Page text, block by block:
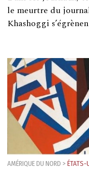
le meurtre du
Khashoggi
AMÉRIQUE DU NORD > ÉTATS-